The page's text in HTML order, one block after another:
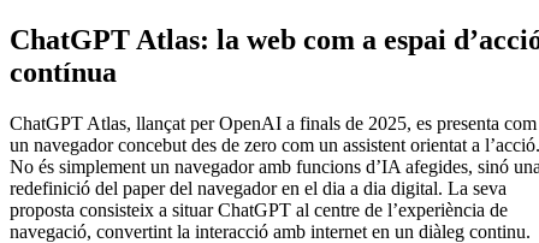
ChatGPT Atlas: la web com a espai
contínua
ChatGPT Atlas, llançat per OpenAI a finals de 2025, es presenta com
un navegador concebut des de zero com un assistent orientat a l’acció.
No és simplement un navegador amb funcions d’IA afegides, sinó
redefinició del paper del navegador en el dia a dia digital. La seva
proposta consisteix a situar ChatGPT al centre de l’experiència de
navegació, convertint la interacció amb internet en un diàleg continu.